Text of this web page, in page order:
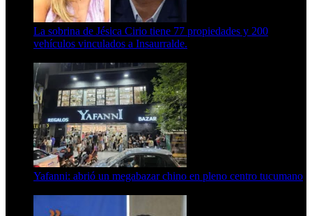
La sobrina de Jésica Cirio tiene 77 propiedades y 200
vehículos vinculados a Insaurralde.
Yafanni: abrió un megabazar chino en pleno centro tucumano